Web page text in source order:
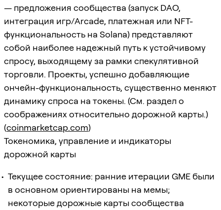
— предложения сообщества (запуск DAO,
интеграция игр/Arcade, платежная или NFT-
функциональность на Solana) представляют
собой наиболее надежный путь к устойчивому
спросу, выходящему за рамки спекулятивной
торговли. Проекты, успешно добавляющие
ончейн-функциональность, существенно меняют
динамику спроса на токены. (См. раздел о
соображениях относительно дорожной карты.)
(coinmarketcap.com)
Токеномика, управление и индикаторы
дорожной карты
Текущее состояние: ранние итерации GME были
в основном ориентированы на мемы;
некоторые дорожные карты сообщества